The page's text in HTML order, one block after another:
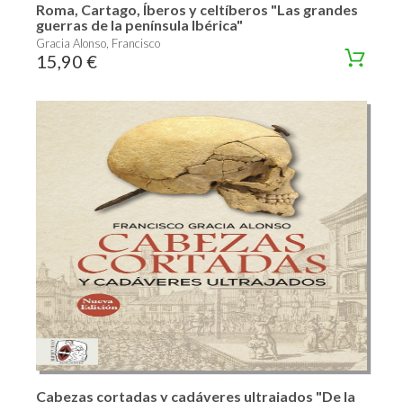
Roma, Cartago, Íberos y celtíberos "Las grandes
guerras de la península Ibérica"
Gracia Alonso, Francisco
15,90 €
Cabezas cortadas y cadáveres ultrajados "De la